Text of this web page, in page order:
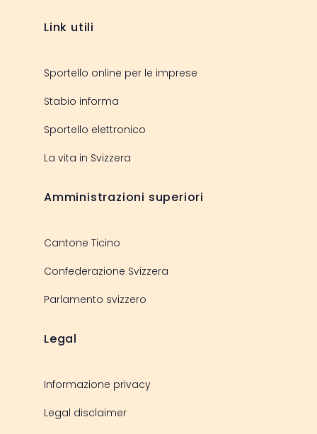
Link utili
Sportello online per le imprese
Stabio informa
Sportello elettronico
La vita in Svizzera
Amministrazioni superiori
Cantone Ticino
Confederazione Svizzera
Parlamento svizzero
Legal
Informazione privacy
Legal disclaimer